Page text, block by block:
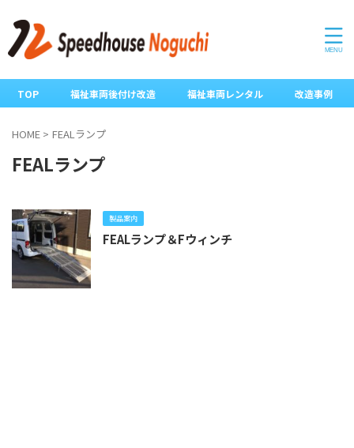
TOP 福祉車両後付け改造 福祉車両レンタル 改造事例
HOME > FEALランプ
FEALランプ
製品案内
FEALランプ＆Fウィンチ